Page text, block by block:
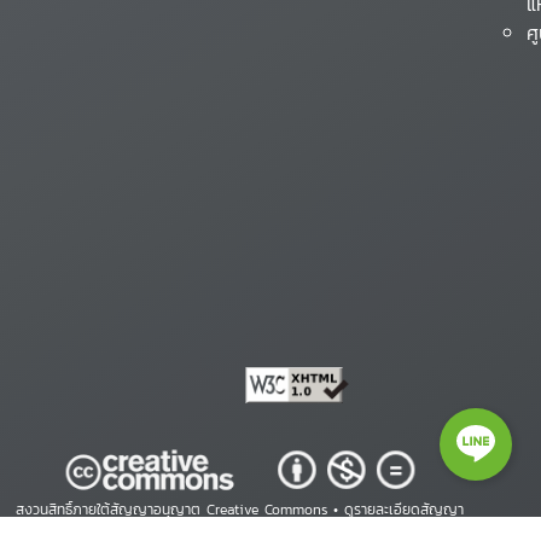
สงวนสิทธิ์ภายใต้สัญญาอนุญาต Creative Commons •ดูรายละเอียดสัญญา